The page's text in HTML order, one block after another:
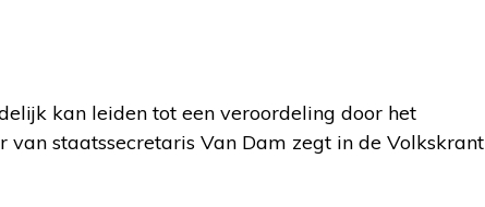
kan leiden tot een veroordeling door het
van staatssecretaris Van Dam zegt in de Volkskrant